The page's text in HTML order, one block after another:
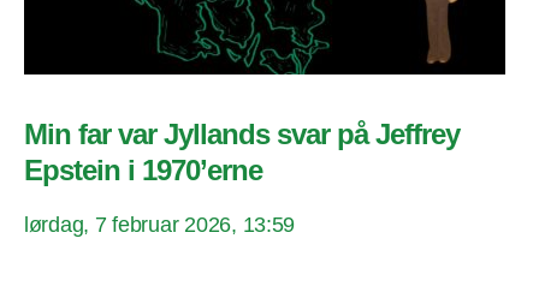
Min far var Jyllands svar på Jeffrey
Epstein i 1970’erne
lørdag, 7 februar 2026, 13:59